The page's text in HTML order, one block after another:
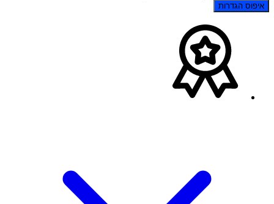
איפוס הגדרות